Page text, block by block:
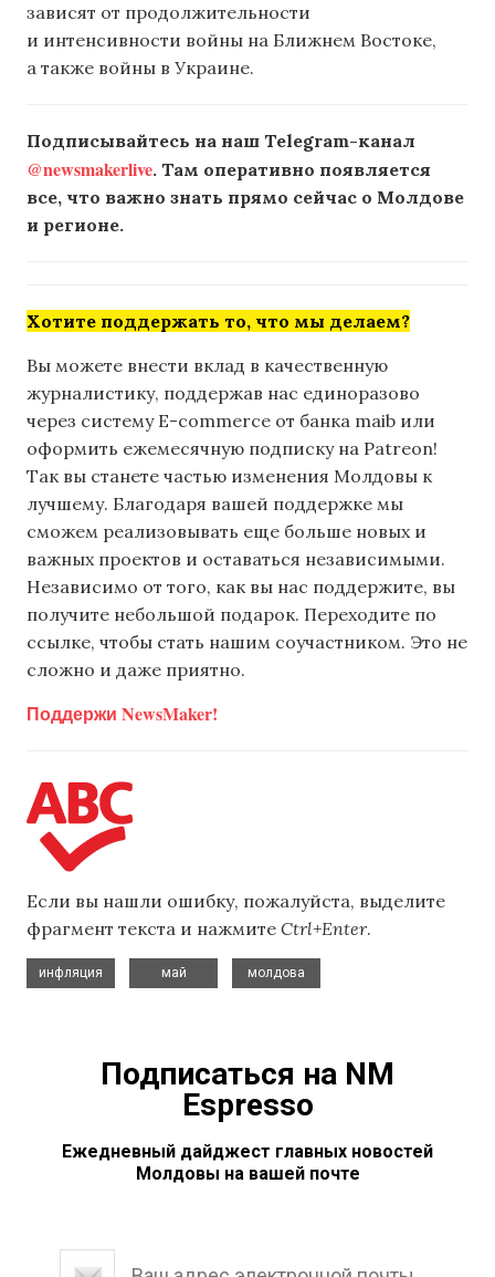
зависят от продолжительности
и интенсивности войны на Ближнем Востоке,
а также войны в Украине.
Подписывайтесь на наш Telegram-канал
@newsmakerlive. Там оперативно появляется
все, что важно знать прямо сейчас о Молдове
и регионе.
Хотите поддержать то, что мы делаем?
Вы можете внести вклад в качественную
журналистику, поддержав нас единоразово
через систему E-commerce от банка maib или
оформить ежемесячную подписку на Patreon!
Так вы станете частью изменения Молдовы к
лучшему. Благодаря вашей поддержке мы
сможем реализовывать еще больше новых и
важных проектов и оставаться независимыми.
Независимо от того, как вы нас поддержите, вы
получите небольшой подарок. Переходите по
ссылке, чтобы стать нашим соучастником. Это не
сложно и даже приятно.
Поддержи NewsMaker!
Если вы нашли ошибку, пожалуйста, выделите
фрагмент текста и нажмите Ctrl+Enter.
инфляция
май
молдова
Подписаться на NM
Espresso
Ежедневный дайджест главных новостей
Молдовы на вашей почте